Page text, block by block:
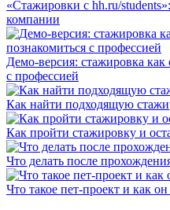
«Стажировки с hh.ru/
компании
Демо-версия: стажировка
с профессией
Как найти подходящую
Как пройти стажировку и
Что делать после
Что такое пет-проект и как